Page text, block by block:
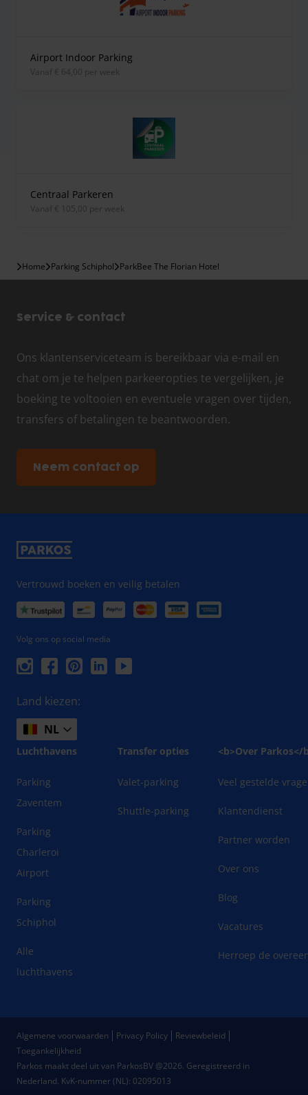
Airport Indoor Parking
vanaf € 64,00 per week
Centraal Parkeren
vanaf € 105,00 per week
Home Parking Schiphol ParkBee The Florian Hotel
Service & contact
Ons klantenserviceteam is bereikbaar via e-mail en
chat om je te helpen parkeeropties te vergelijken, je
boeking te voltooien en eventuele vragen over tijden,
transfers of betalingen te beantwoorden.
Neem contact op
Vertrouwd boeken en veilig betalen
Volg ons op social media
Land kiezen:
NL
Luchthavens
Parking
Zaventem
Parking
Charleroi
Airport
Parking
Schiphol
Alle
luchthavens
Transfer opties
Valet-parking
Shuttle-parking
<b>Over Parkos</
Veel gestelde
Klantendienst
Partner worden
Over ons
Blog
Vacatures
Herroep de
Parkos maakt deel uit van ParkosBV @2026. Geregistreerd in
Nederland. KvK-nummer (NL): 02095013
Algemene voorwaarden Privacy Policy
Reviewbeleid
Toegankelijkheid